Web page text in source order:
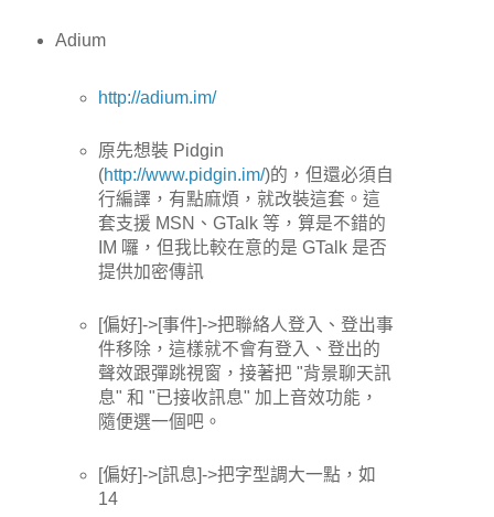
Adium
http://adium.im/
原先想裝 Pidgin
(http://www.pidgin.im/)的，但還必須自
行編譯，有點麻煩，就改裝這套。這
套支援 MSN、GTalk 等，算是不錯的
IM 囉，但我比較在意的是 GTalk 是否
提供加密傳訊
[偏好]->[事件]->把聯絡人登入、登出事
件移除，這樣就不會有登入、登出的
聲效跟彈跳視窗，接著把 "背景聊天訊
息" 和 "已接收訊息" 加上音效功能，
隨便選一個吧。
[偏好]->[訊息]->把字型調大一點，如
14